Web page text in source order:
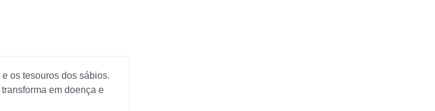
os tesouros dos sábios.
em doença e